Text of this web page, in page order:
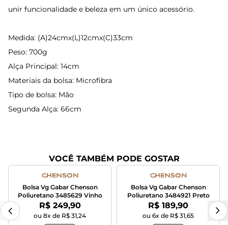
unir funcionalidade e beleza em um único acessório.
Medida: (A)24cmx(L)12cmx(C)33cm
Peso: 700g
Alça Principal: 14cm
Materiais da bolsa: Microfibra
Tipo de bolsa: Mão
Segunda Alça: 66cm
VOCÊ TAMBÉM PODE GOSTAR
Bolsa Vg Gabar Chenson
Poliuretano 3485629 Vinho
Por:
R$ 249,90
ou 8x de R$ 31,24
Bolsa Vg Gabar Chenson
Poliuretano 3484921 Preto
Por:
R$ 189,90
ou 6x de R$ 31,65